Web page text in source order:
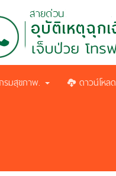
รมสุขภาพ. ดาวน์โหลด